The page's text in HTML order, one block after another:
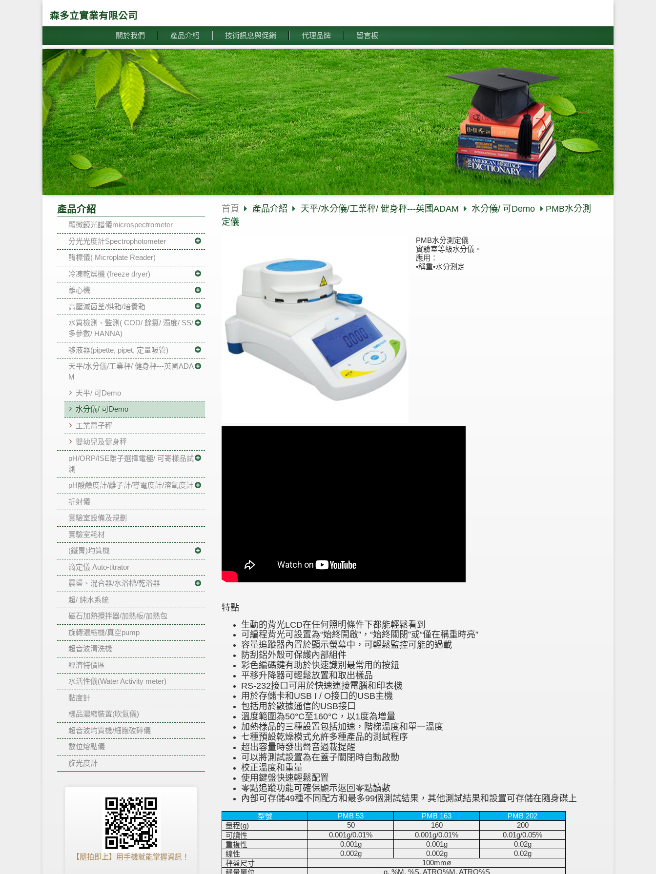
森多立實業有限公司
關於我們 產品介紹 技術訊息與促銷 代理品牌 留言板
產品介紹
顯微鏡光譜儀microspectrometer
分光光度計Spectrophotometer
酶標儀( Microplate Reader)
冷凍乾燥機 (freeze dryer)
離心機
高壓滅菌釜/烘箱/培養箱
水質檢測、監測( COD/ 餘氯/ 濁度/ SS/
多參數/ HANNA)
移液器(pipette, pipet, 定量吸管)
天平/水分儀/工業秤/ 健身秤---英國ADA
M
天平/ 可Demo
水分儀/ 可Demo
工業電子秤
嬰幼兒及健身秤
pH/ORP/ISE離子選擇電極/ 可寄樣品試
測
pH酸鹼度計/離子計/導電度計/溶氧度計
折射儀
實驗室設備及規劃
實驗室耗材
(鐵胃)均質機
滴定儀 Auto-titrator
震盪、混合器/水浴槽/乾浴器
超/ 純水系統
磁石加熱攪拌器/加熱板/加熱包
旋轉濃縮機/真空pump
超音波清洗機
經濟特價區
水活性儀(Water Activity meter)
黏度計
樣品濃縮裝置(吹氮儀)
超音波均質機/細胞破碎儀
數位熔點儀
旋光度計
【隨拍即上】用手機就能掌握資訊！
首頁 產品介紹 天平/水分儀/工業秤/ 健身秤---英國ADAM 水分儀/ 可Demo
PMB水分測
定儀
PMB水分測定儀
實驗室等級水分儀。
應用：
•稱重•水分測定
特點
生動的背光LCD在任何照明條件下都能輕鬆看到
可編程背光可設置為“始終開啟”，“始終關閉”或“僅在稱重時亮”
容量追蹤器內置於顯示螢幕中，可輕鬆監控可能的過載
防刮鋁外殼可保護內部組件
彩色編碼鍵有助於快速識別最常用的按鈕
平移升降器可輕鬆放置和取出樣品
RS-232接口可用於快速連接電腦和印表機
用於存儲卡和USB I / O接口的USB主機
包括用於數據通信的USB接口
溫度範圍為50°C至160°C，以1度為增量
加熱樣品的三種設置包括加速，階梯溫度和單一溫度
七種預設乾燥模式允許多種產品的測試程序
超出容量時發出聲音過載提醒
可以將測試設置為在蓋子關閉時自動啟動
校正溫度和重量
使用鍵盤快速輕鬆配置
零點追蹤功能可確保顯示返回零點讀數
內部可存儲49種不同配方和最多99個測試結果，其他測試結果和設置可存儲在隨身碟上
型號
PMB 53 PMB 163 PMB 202
量程(g) 50 160 200
可讀性 0.001g/0.01% 0.001g/0.01% 0.01g/0.05%
重複性 0.001g 0.001g 0.02g
線性 0.002g 0.002g 0.02g
秤盤尺寸 100mmø
g, %M, %S, ATRO%M, ATRO%S